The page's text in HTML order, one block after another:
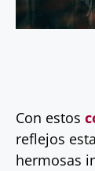
Con estos
reflejos
hermosas